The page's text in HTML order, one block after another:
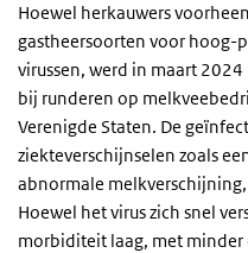
Hoewel herkauwers
gastheersoorten voor hoog-
virussen, werd in maart 2024
bij runderen op
Verenigde Staten. De
ziekteverschijnselen zoals
abnormale
Hoewel het virus zich snel
morbiditeit laag, met